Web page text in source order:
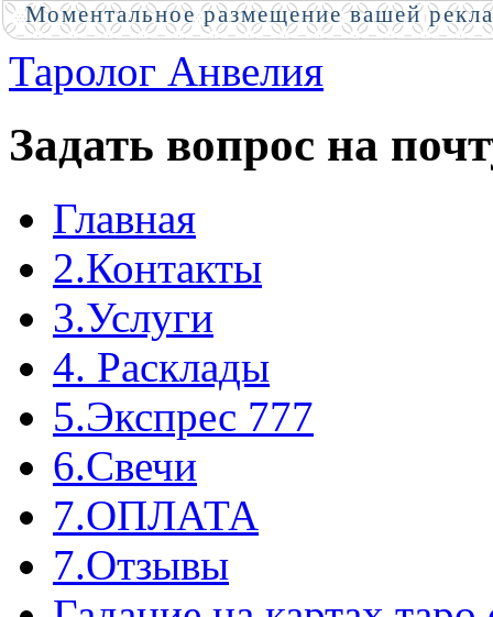
Таролог Анвелия
Задать вопрос на
Главная
2.Контакты
3.Услуги
4. Расклады
5.Экспрес 777
6.Свечи
7.ОПЛАТА
7.Отзывы
Моментальное размещение вашей